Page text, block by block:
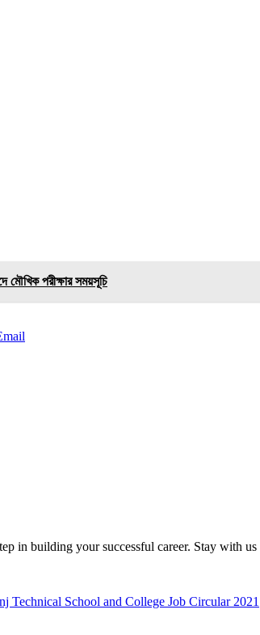
পরীক্ষার সময়সূচি
in building your successful career. Stay with
Technical School and College Job Circular 2021